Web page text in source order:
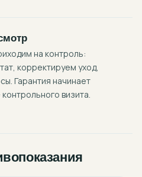
на контроль:
корректируем уход,
Гарантия начинает
визита.